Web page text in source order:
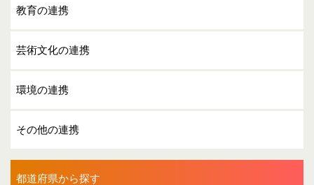
教育の連携
芸術文化の連携
環境の連携
その他の連携
都道府県から探す